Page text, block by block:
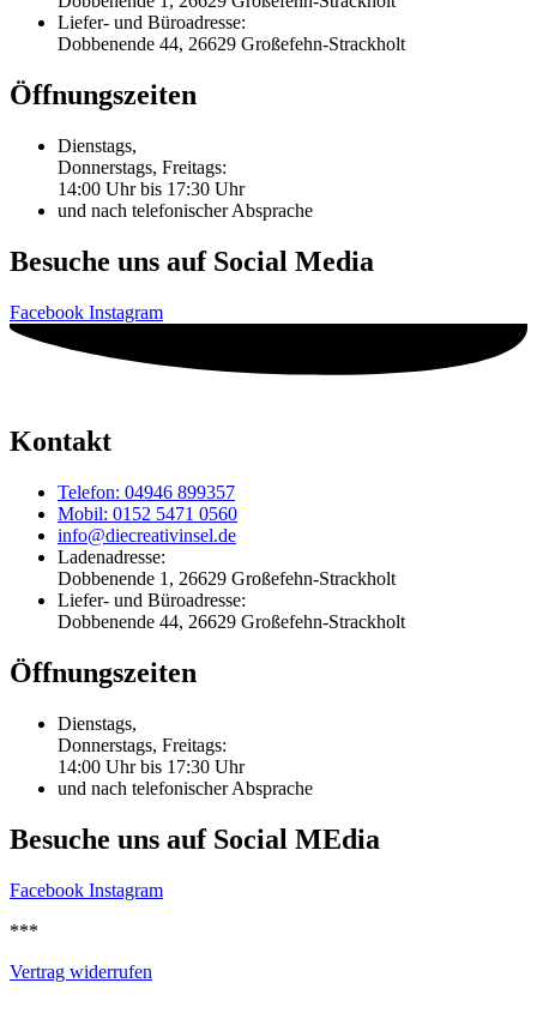
Liefer- und Büroadresse:
Dobbenende 44, 26629 Großefehn-Strackholt
Öffnungszeiten
Dienstags,
Donnerstags, Freitags:
14:00 Uhr bis 17:30 Uhr
und nach telefonischer Absprache
Besuche uns auf Social Media
Facebook Instagram
Kontakt
Telefon: 04946 899357
Mobil: 0152 5471 0560
info@diecreativinsel.de
Ladenadresse:
Dobbenende 1, 26629 Großefehn-Strackholt
Liefer- und Büroadresse:
Dobbenende 44, 26629 Großefehn-Strackholt
Öffnungszeiten
Dienstags,
Donnerstags, Freitags:
14:00 Uhr bis 17:30 Uhr
und nach telefonischer Absprache
Besuche uns auf Social MEdia
Facebook Instagram
***
Vertrag widerrufen